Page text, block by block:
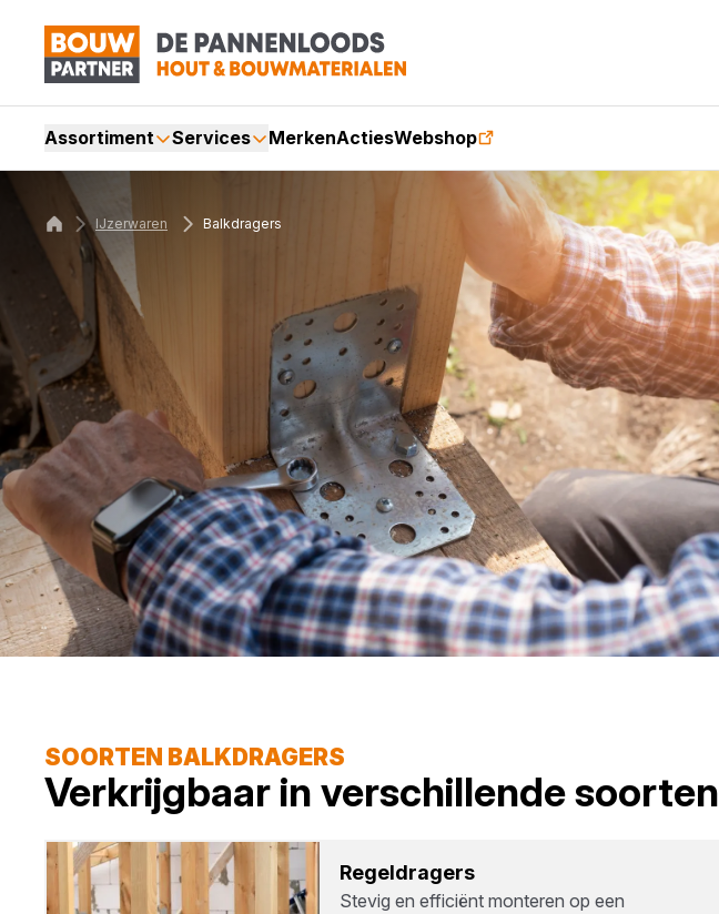
Assortiment Services MerkenActiesWebshop
IJzerwaren Balkdragers
SOORTEN BALKDRAGERS
Verkrijgbaar in verschillende soorten
Regel­dra­gers
Stevig en efficiënt monteren op een